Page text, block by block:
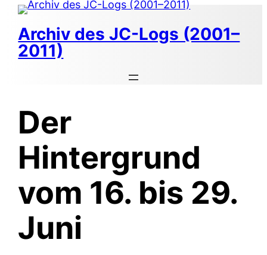
Zum
Inhalt
springen
Archiv des JC-Logs (2001–
2011)
Der
Hintergrund
vom 16. bis 29.
Juni